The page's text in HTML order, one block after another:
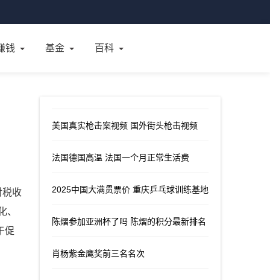
钱 基金 百科
税收
、
促
美国真实枪击案视频 国外街头枪击视频
法国德国高温 法国一个月正常生活费
2025中国大满贯票价 重庆乒乓球训练基地
陈熠参加亚洲杯了吗 陈熠的积分最新排名
肖杨紫金鹰奖前三名名次